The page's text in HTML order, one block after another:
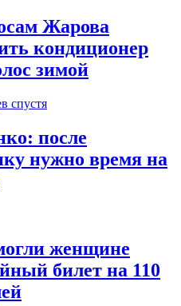
Жарова
кондиционер
зимой
спустя
после
нужно время на
женщине
билет на 110